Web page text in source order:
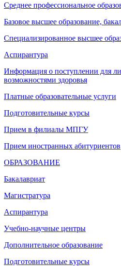
Среднее профессиональное
Базовое высшее образование,
Специализированное высшее
Аспирантура
Информация о поступлении для
возможностями здоровья
Платные образовательные услуги
Подготовительные курсы
Прием в филиалы МПГУ
Прием иностранных абитуриентов
ОБРАЗОВАНИЕ
Бакалавриат
Магистратура
Аспирантура
Учебно-научные центры
Дополнительное образование
Подготовительные курсы